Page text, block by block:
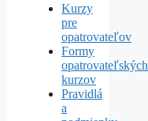
Kurzy
pre
opatrovateľov
Formy
opatrovateľských
kurzov
Pravidlá
a